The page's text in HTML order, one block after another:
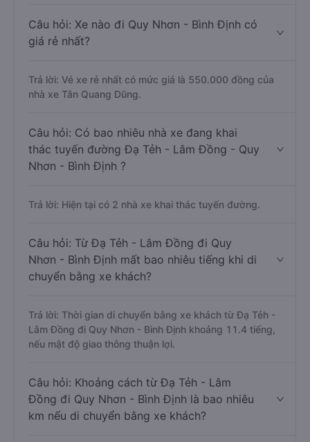
Câu hỏi: Xe nào đi Quy Nhơn - Bình Định có
giá rẻ nhất?
Trả lời: Vé xe rẻ nhất có mức giá là 550.000 đồng của
nhà xe Tân Quang Dũng.
Câu hỏi: Có bao nhiêu nhà xe đang khai
thác tuyến đường Đạ Tẻh - Lâm Đồng - Quy
Nhơn - Bình Định ?
Trả lời: Hiện tại có 2 nhà xe khai thác tuyến đường.
Câu hỏi: Từ Đạ Tẻh - Lâm Đồng đi Quy
Nhơn - Bình Định mất bao nhiêu tiếng khi di
chuyển bằng xe khách?
Trả lời: Thời gian di chuyển bằng xe khách từ Đạ Tẻh -
Lâm Đồng đi Quy Nhơn - Bình Định khoảng 11.4 tiếng,
nếu mật độ giao thông thuận lợi.
Câu hỏi: Khoảng cách từ Đạ Tẻh - Lâm
Đồng đi Quy Nhơn - Bình Định là bao nhiêu
km nếu di chuyển bằng xe khách?